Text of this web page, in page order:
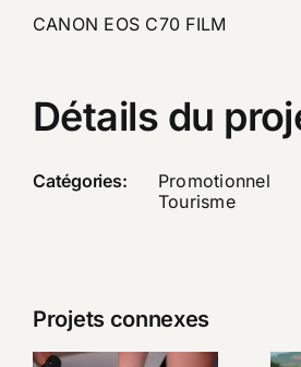
CANON EOS C70 FILM
Détails du
Catégories:
Promotionnel
Tourisme
Projets connexes